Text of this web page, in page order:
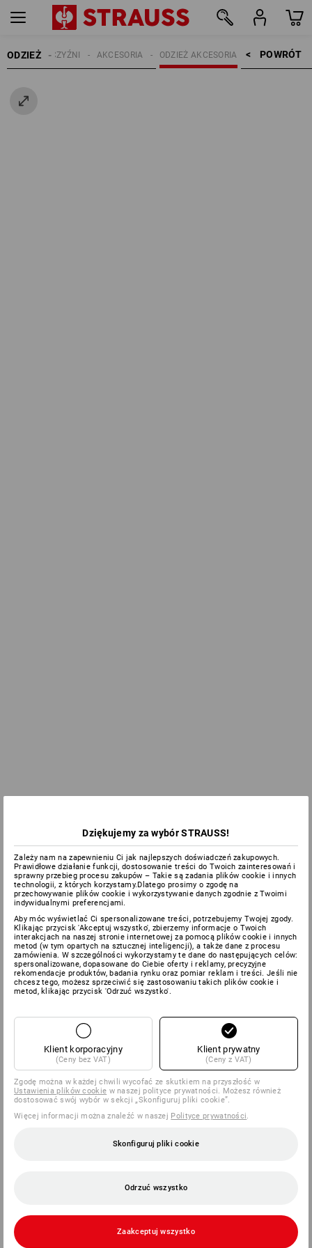
ODZIEŻ POWRÓT    >
ODZIEŻ AKCESORIA
AKCESORIA
MĘŻCZYŹNI
Dziękujemy za wybór STRAUSS!
Zależy nam na zapewnieniu Ci jak najlepszych doświadczeń zakupowych.
Prawidłowe działanie funkcji, dostosowanie treści do Twoich zainteresowań i
sprawny przebieg procesu zakupów – Takie są zadania plików cookie i innych
technologii, z których korzystamy.Dlatego prosimy o zgodę na
przechowywanie plików cookie i wykorzystywanie danych zgodnie z Twoimi
indywidualnymi preferencjami.
Aby móc wyświetlać Ci spersonalizowane treści, potrzebujemy Twojej zgody.
Klikając przycisk 'Akceptuj wszystko', zbierzemy informacje o Twoich
interakcjach na naszej stronie internetowej za pomocą plików cookie i innych
metod (w tym opartych na sztucznej inteligencji), a także dane z procesu
zamówienia. W szczególności wykorzystamy te dane do następujących celów:
spersonalizowane, dopasowane do Ciebie oferty i reklamy, precyzyjne
rekomendacje produktów, badania rynku oraz pomiar reklam i treści. Jeśli nie
chcesz tego, możesz sprzeciwić się zastosowaniu takich plików cookie i
metod, klikając przycisk 'Odrzuć wszystko'.
Klient korporacyjny
(Ceny bez VAT)
Klient prywatny
(Ceny z VAT)
Zgodę można w każdej chwili wycofać ze skutkiem na przyszłość w
Ustawienia plików cookie w naszej polityce prywatności. Możesz również
dostosować swój wybór w sekcji „Skonfiguruj pliki cookie”.
Więcej informacji można znaleźć w naszej Polityce prywatności
Skonfiguruj pliki cookie
Odrzuć wszystko
Zaakceptuj wszystko